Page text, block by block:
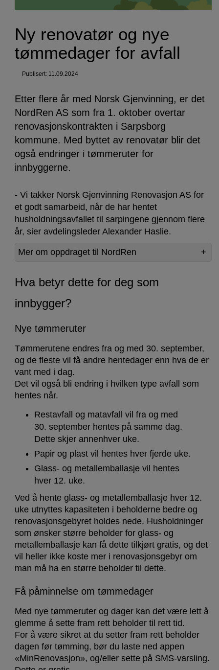
Ny renovatør og nye
tømmedager for avfall
Publisert: 11.09.2024
Etter flere år med Norsk Gjenvinning, er det
NordRen AS som fra 1. oktober overtar
renovasjonskontrakten i Sarpsborg
kommune. Med byttet av renovatør blir det
også endringer i tømmeruter for
innbyggerne.
- Vi takker Norsk Gjenvinning Renovasjon AS for
et godt samarbeid, når de har hentet
husholdningsavfallet til sarpingene gjennom flere
år, sier avdelingsleder Alexander Haslie.
Mer om oppdraget til NordRen
Hva betyr dette for deg som
innbygger?
Nye tømmeruter
Tømmerutene endres fra og med 30. september,
og de fleste vil få andre hentedager enn hva de er
vant med i dag.
Det vil også bli endring i hvilken type avfall som
hentes når.
Restavfall og matavfall vil fra og med
30. september hentes på samme dag.
Dette skjer annenhver uke.
Papir og plast vil hentes hver fjerde uke.
Glass- og metallemballasje vil hentes
hver 12. uke.
Ved å hente glass- og metallemballasje hver 12.
uke utnyttes kapasiteten i beholderne bedre og
renovasjonsgebyret holdes nede. Husholdninger
som ønsker større beholder for glass- og
metallemballasje kan få dette tilkjørt gratis, og det
vil heller ikke koste mer i renovasjonsgebyr om
man må ha en større beholder til dette.
Få påminnelse om tømmedager
Med nye tømmeruter og dager kan det være lett å
glemme å sette fram rett beholder til rett tid.
For å være sikret at du setter fram rett beholder
dagen før tømming, bør du laste ned appen
«MinRenovasjon», og/eller sette på SMS-varsling.